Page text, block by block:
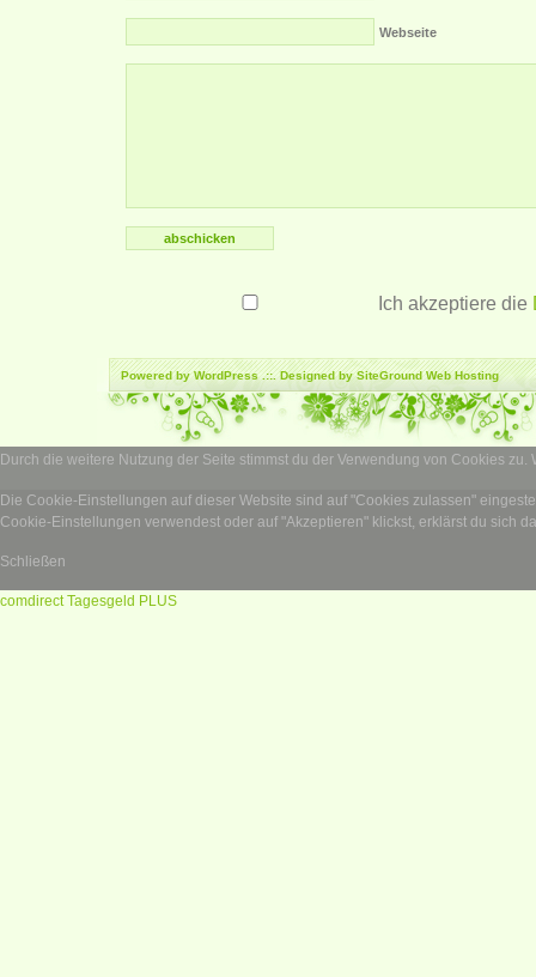
Webseite
Ich akzeptiere die
Powered byWordPress.::. Designed by SiteGroundWeb Hosting
Durch die weitere Nutzung der Seite stimmst du der Verwendung von Cookies zu.
Die Cookie-Einstellungen auf dieser Website sind auf "Cookies zulassen"
Cookie-Einstellungen verwendest oder auf "Akzeptieren" klickst, erklärst du sich
Schließen
comdirect Tagesgeld PLUS